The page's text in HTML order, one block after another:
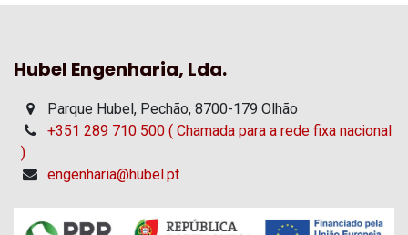
Hubel Engenharia, Lda.
Parque Hubel, Pechão, 8700-179 Olhão
+351 289 710 500 ( Chamada para a rede fixa nacional
)
engenharia@hubel.pt